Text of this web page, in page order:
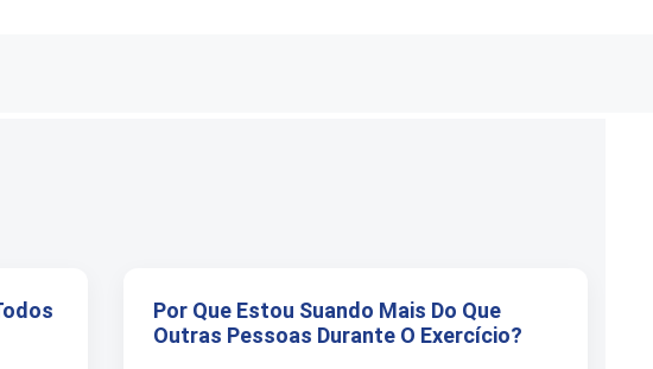
Por Que Estou Suando Mais Do Que
Outras Pessoas Durante O Exercício?